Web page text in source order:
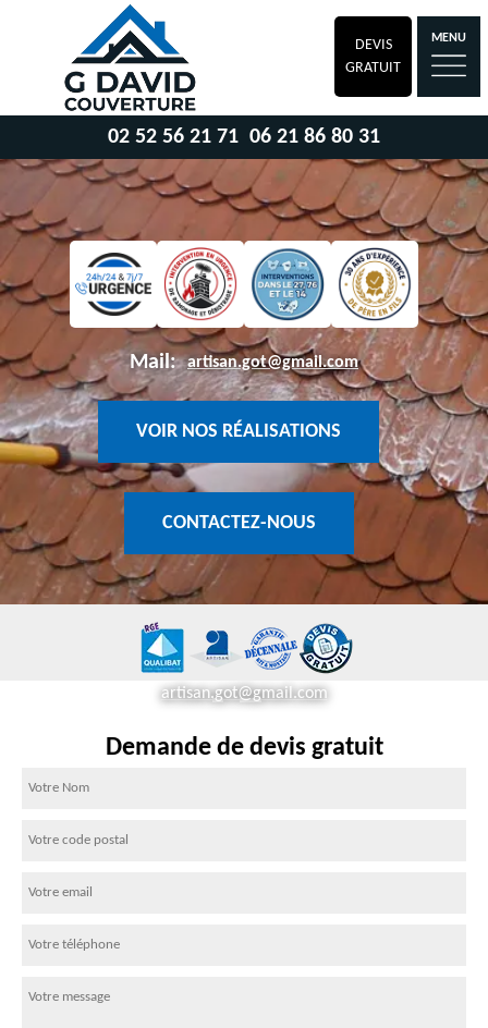
DEVIS
GRATUIT
MENU
02 52 56 21 71 06 21 86 80 31
Mail: artisan.got@gmail.com
VOIR NOS RÉALISATIONS
CONTACTEZ-NOUS
artisan.got@gmail.com
Demande de devis gratuit